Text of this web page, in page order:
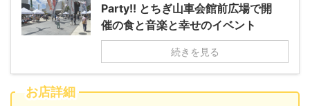
Party!! とちぎ山車会館前広場で開
催の食と音楽と幸せのイベント
続きを見る
お店詳細